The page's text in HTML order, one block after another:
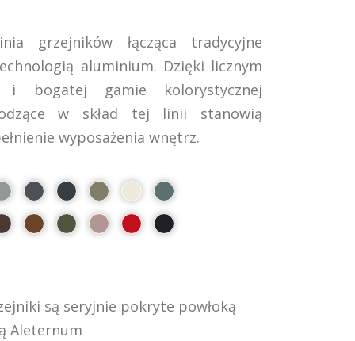
grzejników łącząca tradycyjne
aluminium. Dzięki licznym
i bogatej gamie kolorystycznej
w skład tej linii stanowią
wyposażenia wnętrz.
są seryjnie pokryte powłoką
Aleternum